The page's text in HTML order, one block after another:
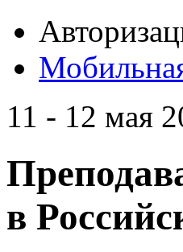
11 - 12 мая
в